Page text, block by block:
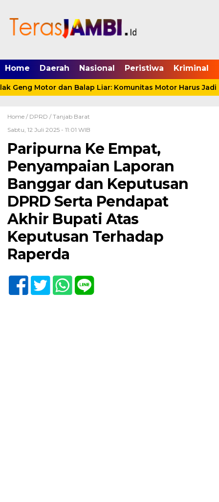
Home Daerah Nasional Peristiwa Kriminal
Geng Motor dan Balap Liar: Komunitas Motor Harus Jadi
Home / DPRD / Tanjab Barat
Sabtu, 12 Juli 2025 - 11:01 WIB
Paripurna Ke Empat,
Penyampaian Laporan
Banggar dan Keputusan
DPRD Serta Pendapat
Akhir Bupati Atas
Keputusan Terhadap
Raperda